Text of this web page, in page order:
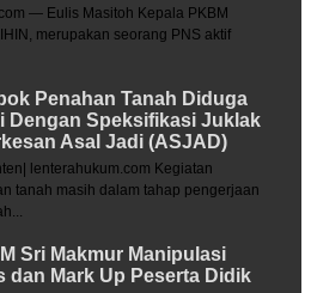
— Eulis Masitoh Kepala PKBM
merupakan seorang PNS aktif
Penahan Tanah Diduga
Dengan Speksifikasi Juklak
Asal Jadi (ASJAD)
lenterahukum.com Kegiatan
tanah masih dalam tahap pengerjaan
Sri Makmur Manipulasi
dan Mark Up Peserta Didik